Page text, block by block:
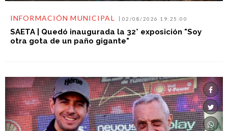
INFORMACIÓN MUNICIPAL 02/08/2026 19:25:00
SAETA | Quedó inaugurada la 32° exposición "Soy
otra gota de un paño gigante"